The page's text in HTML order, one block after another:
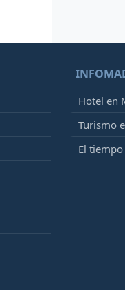
Hotel en
Turismo
El tiempo